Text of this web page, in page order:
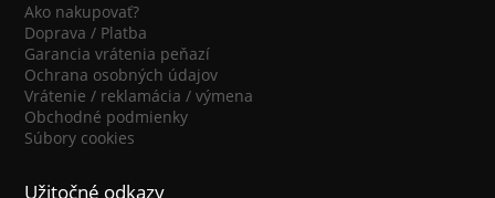
Ako nakupovať?
Doprava / Platba
Garancia vrátenia peňazí
Ochrana osobných údajov
Vrátenie / reklamácia / výmena
Obchodné podmienky
Súbory cookies
Užitočné odkazy